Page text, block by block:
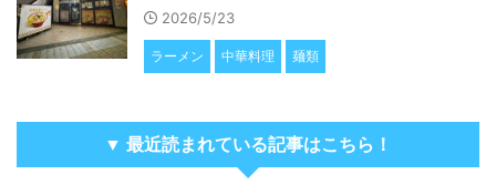
2026/5/23
ラーメン 中華料理 麺類
▼ 最近読まれている記事はこちら！